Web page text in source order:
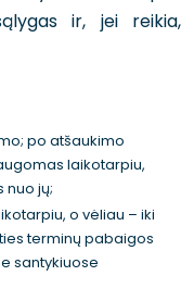
ir, jei reikia,
po atšaukimo
laikotarpiu,
nuo jų;
o vėliau – iki
terminų pabaigos
santykiuose